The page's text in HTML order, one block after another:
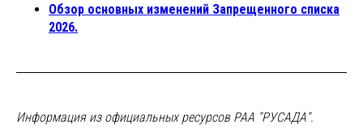
Обзор основных изменений Запрещенного списка
2026.
Информация из официальных ресурсов РАА "РУСАДА".